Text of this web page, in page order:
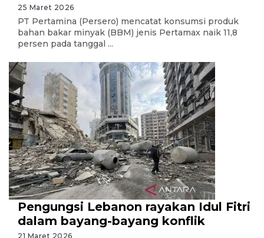
25 Maret 2026
PT Pertamina (Persero) mencatat konsumsi produk
bahan bakar minyak (BBM) jenis Pertamax naik 11,8
persen pada tanggal ...
Pengungsi Lebanon rayakan Idul Fitri
dalam bayang-bayang konflik
21 Maret 2026